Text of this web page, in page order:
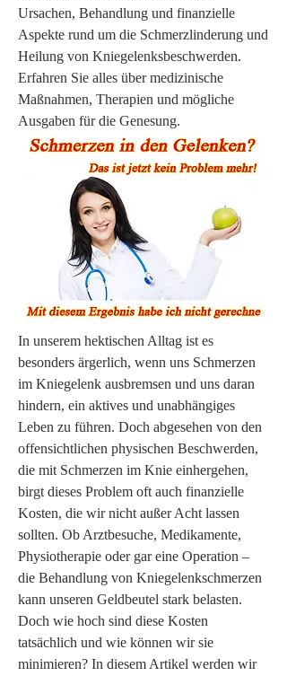
Ursachen, Behandlung und finanzielle
Aspekte rund um die Schmerzlinderung und
Heilung von Kniegelenksbeschwerden.
Erfahren Sie alles über medizinische
Maßnahmen, Therapien und mögliche
Ausgaben für die Genesung.
In unserem hektischen Alltag ist es
besonders ärgerlich, wenn uns Schmerzen
im Kniegelenk ausbremsen und uns daran
hindern, ein aktives und unabhängiges
Leben zu führen. Doch abgesehen von den
offensichtlichen physischen Beschwerden,
die mit Schmerzen im Knie einhergehen,
birgt dieses Problem oft auch finanzielle
Kosten, die wir nicht außer Acht lassen
sollten. Ob Arztbesuche, Medikamente,
Physiotherapie oder gar eine Operation –
die Behandlung von Kniegelenkschmerzen
kann unseren Geldbeutel stark belasten.
Doch wie hoch sind diese Kosten
tatsächlich und wie können wir sie
minimieren? In diesem Artikel werden wir